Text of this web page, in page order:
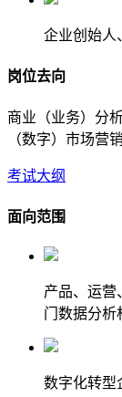
企业创始人
岗位去向
商业（业务）分
（数字）市场营
考试大纲
面向范围
产品、运营
门数据分析
数字化转型